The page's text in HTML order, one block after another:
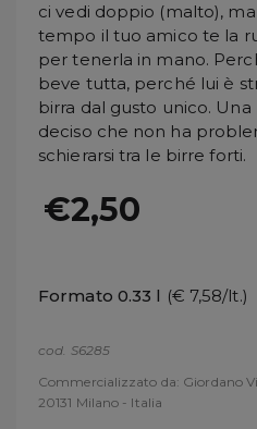
ci vedi doppio (malto),
tempo il tuo amico te la
per tenerla in mano.
beve tutta, perché lui è
birra dal gusto unico.
deciso che non ha
schierarsi tra le birre forti.
€2,50
Formato 0.33 l (€ 7,58/lt.)
cod. S6285
Commercializzato da: Giordano
20131 Milano - Italia